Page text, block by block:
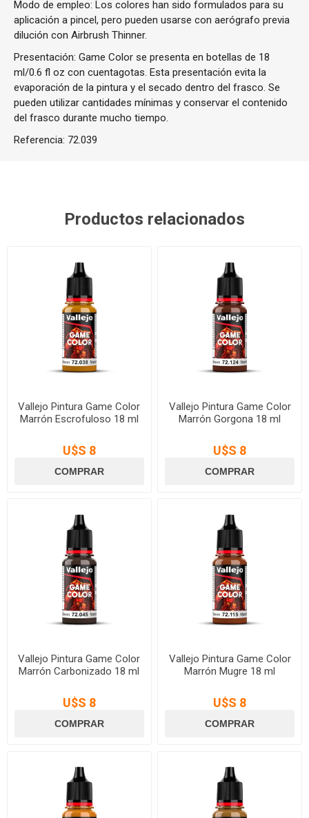
Modo de empleo: Los colores han sido formulados para su
aplicación a pincel, pero pueden usarse con aerógrafo previa
dilución con Airbrush Thinner.
Presentación: Game Color se presenta en botellas de 18
ml/0.6 fl oz con cuentagotas. Esta presentación evita la
evaporación de la pintura y el secado dentro del frasco. Se
pueden utilizar cantidades mínimas y conservar el contenido
del frasco durante mucho tiempo.
Referencia: 72.039
Productos relacionados
Vallejo Pintura Game Color
Marrón Escrofuloso 18 ml
U$S 8
Vallejo Pintura Game Color
Marrón Gorgona 18 ml
U$S 8
Vallejo Pintura Game Color
Marrón Carbonizado 18 ml
U$S 8
Vallejo Pintura Game Color
Marrón Mugre 18 ml
U$S 8